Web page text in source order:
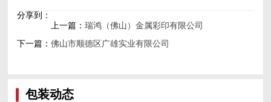
分享到：
上一篇： 瑞鸿（佛山）金属彩印有限公司
下一篇： 佛山市顺德区广雄实业有限公司
包装动态